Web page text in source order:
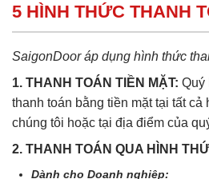
5 HÌNH THỨC THANH
SaigonDoor áp dụng hình thức
1. THANH TOÁN TIỀN MẶT: Quý
thanh toán bằng tiền mặt tại tất cả
chúng tôi hoặc tại địa điểm của
2. THANH TOÁN QUA HÌNH
Dành cho Doanh nghiệp: